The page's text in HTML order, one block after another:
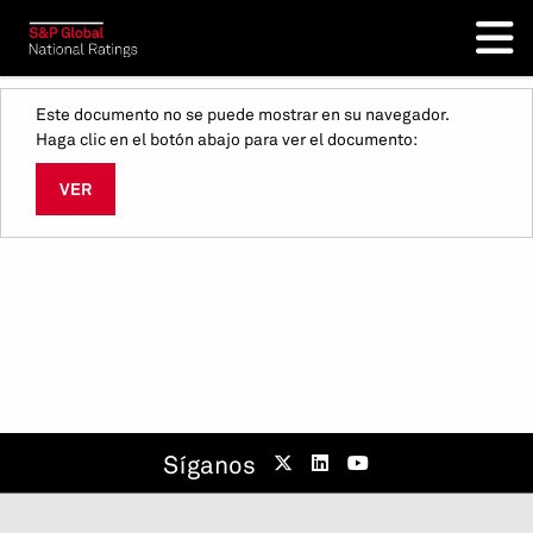
Este documento no se puede mostrar en su navegador.
Haga clic en el botón abajo para ver el documento:
VER
Síganos